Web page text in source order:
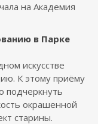
на Академия
в Парке
искусстве
К этому приёму
подчеркнуть
окрашенной
старины.